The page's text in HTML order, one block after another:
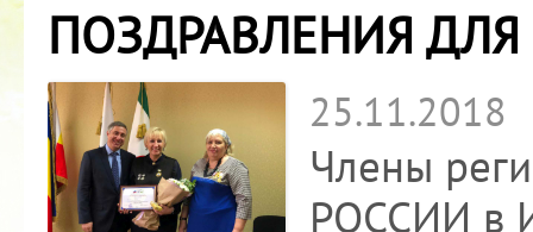
ПОЗДРАВЛЕНИЯ
25.11.2018
Члены
РОССИИ в